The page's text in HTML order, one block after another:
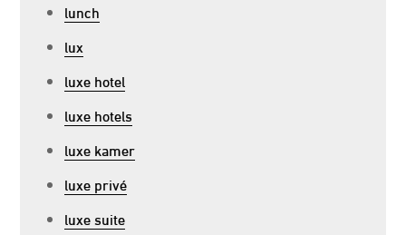
lunch
lux
luxe hotel
luxe hotels
luxe kamer
luxe privé
luxe suite